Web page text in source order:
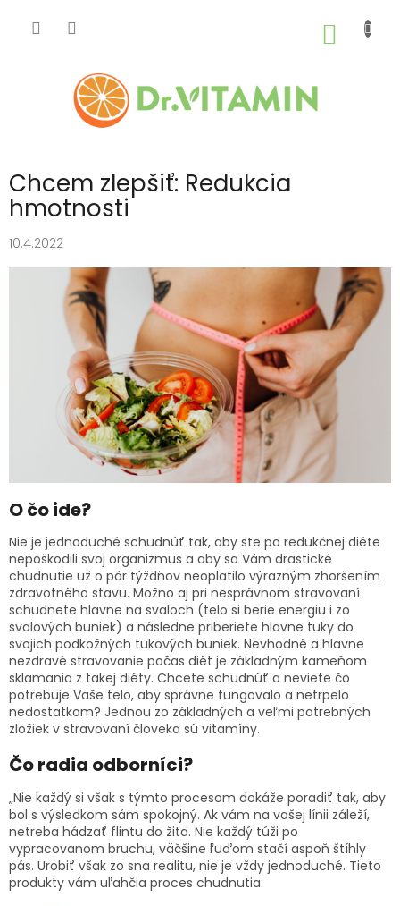
Chcem zlepšiť: Redukcia
hmotnosti
10.4.2022
O čo ide?
Nie je jednoduché schudnúť tak, aby ste po redukčnej diéte
nepoškodili svoj organizmus a aby sa Vám drastické
chudnutie už o pár týždňov neoplatilo výrazným zhoršením
zdravotného stavu. Možno aj pri nesprávnom stravovaní
schudnete hlavne na svaloch (telo si berie energiu i zo
svalových buniek) a následne priberiete hlavne tuky do
svojich podkožných tukových buniek. Nevhodné a hlavne
nezdravé stravovanie počas diét je základným kameňom
sklamania z takej diéty. Chcete schudnúť a neviete čo
potrebuje Vaše telo, aby správne fungovalo a netrpelo
nedostatkom? Jednou zo základných a veľmi potrebných
zložiek v stravovaní človeka sú vitamíny.
Čo radia odborníci?
„Nie každý si však s týmto procesom dokáže poradiť tak, aby
bol s výsledkom sám spokojný. Ak vám na vašej línii záleží,
netreba hádzať flintu do žita. Nie každý túži po
vypracovanom bruchu, väčšine ľuďom stačí aspoň štíhly
pás. Urobiť však zo sna realitu, nie je vždy jednoduché. Tieto
produkty vám uľahčia proces chudnutia: